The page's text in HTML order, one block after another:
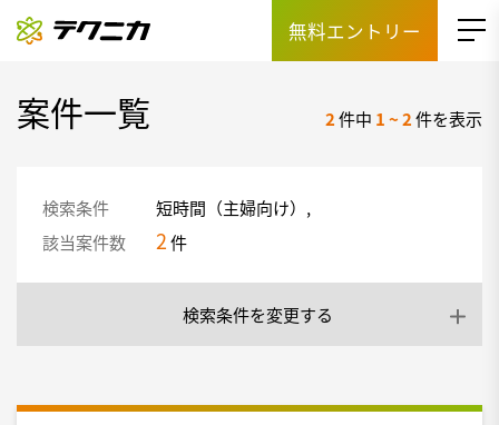
無料エントリー
案件一覧 2件中 1~2件を表示
検索条件
短時間（主婦向け）,
該当案件数
2件
検索条件を変更する